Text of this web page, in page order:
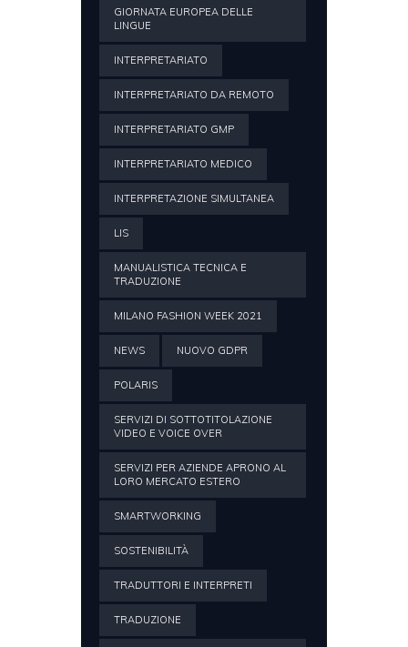
GIORNATA EUROPEA DELLE
LINGUE
INTERPRETARIATO
INTERPRETARIATO DA REMOTO
INTERPRETARIATO GMP
INTERPRETARIATO MEDICO
INTERPRETAZIONE SIMULTANEA
LIS
MANUALISTICA TECNICA E
TRADUZIONE
MILANO FASHION WEEK 2021
NEWS NUOVO GDPR
POLARIS
SERVIZI DI SOTTOTITOLAZIONE
VIDEO E VOICE OVER
SERVIZI PER AZIENDE APRONO AL
LORO MERCATO ESTERO
SMARTWORKING
SOSTENIBILITÀ
TRADUTTORI E INTERPRETI
TRADUZIONE